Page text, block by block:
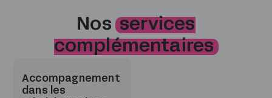
Nos services
complémentaires
Accompagnement
dans les